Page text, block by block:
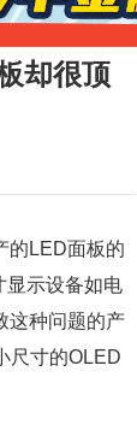
却很顶
的LED面板的
显示设备如电
这种问题的产
尺寸的OLED